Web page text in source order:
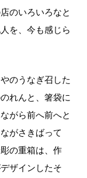
のいろいろなと
を、今も感じら
のうなぎ召した
れんと、箸袋に
がら前へ前へと
がさきばって
の重箱は、作
ザインしたそ